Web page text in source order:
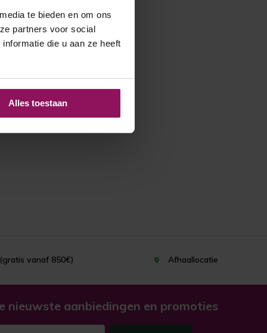
te bieden en om ons
partners voor social
die u aan ze heeft
Alles toestaan
vanaf 850€) Afhaallocatie
nieuwste aanbiedingen en promoties